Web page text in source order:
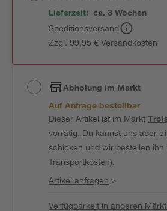
Lieferzeit: ca. 3 Wochen
Speditionsversand
Zzgl. 99,95 € Versandkosten
Abholung im Markt
Auf Anfrage bestellbar
Dieser Artikel ist im Markt
vorrätig. Du kannst uns aber
schicken und wir bestellen ihn
Transportkosten).
Artikel anfragen >
Verfügbarkeit in anderen